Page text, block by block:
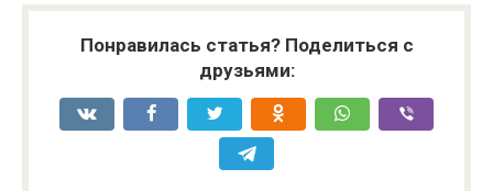
Понравилась статья? Поделиться с
друзьями: